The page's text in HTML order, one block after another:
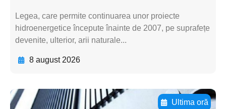
Legea, care permite continuarea unor proiecte
hidroenergetice începute înainte de 2007, pe suprafețe
devenite, ulterior, arii naturale...
8 august 2026
Ultima oră